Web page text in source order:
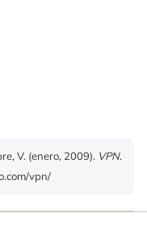
V. (enero, 2009). VPN.
vpn/